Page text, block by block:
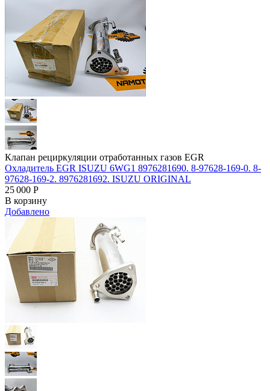
Клапан рециркуляции отработанных газов EGR
Охладитель EGR ISUZU 6WG1 8976281690. 8-97628-169-0. 8-
97628-169-2. 8976281692. ISUZU ORIGINAL
25 000 Р
В корзину
Добавлено